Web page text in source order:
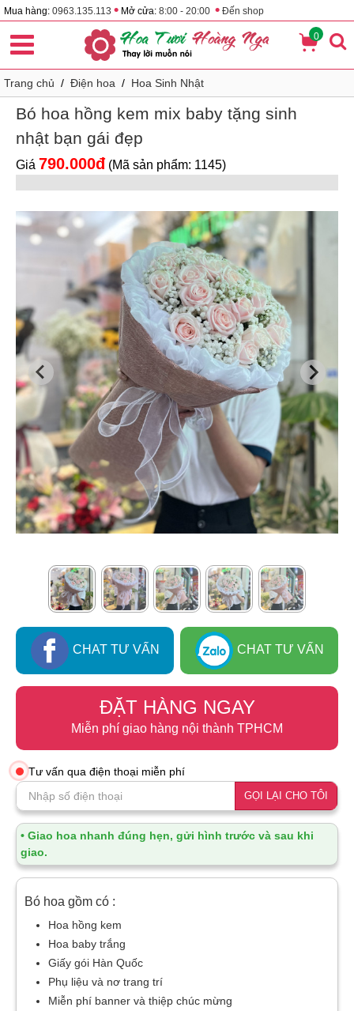
Mua hàng: 0963.135.113 • Mở cửa: 8:00 - 20:00 • Đến shop
0
Trang chủ / Điện hoa / Hoa Sinh Nhật
Bó hoa hồng kem mix baby tặng sinh
nhật bạn gái đẹp
Giá 790.000đ (Mã sản phẩm: 1145)
CHAT TƯ VẤN CHAT TƯ VẤN
ĐẶT HÀNG NGAY
Miễn phí giao hàng nội thành TPHCM
Tư vấn qua điện thoại miễn phí
GỌI LẠI CHO TÔI
• Giao hoa nhanh đúng hẹn, gửi hình trước và sau khi
giao.
Bó hoa gồm có :
Hoa hồng kem
Hoa baby trắng
Giấy gói Hàn Quốc
Phụ liệu và nơ trang trí
Miễn phí banner và thiệp chúc mừng